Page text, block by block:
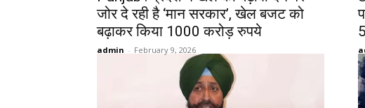
जोर दे रही है ‘मान सरकार’, खेल बजट को
बढ़ाकर किया 1000 करोड़ रुपये
admin - February 9, 2026